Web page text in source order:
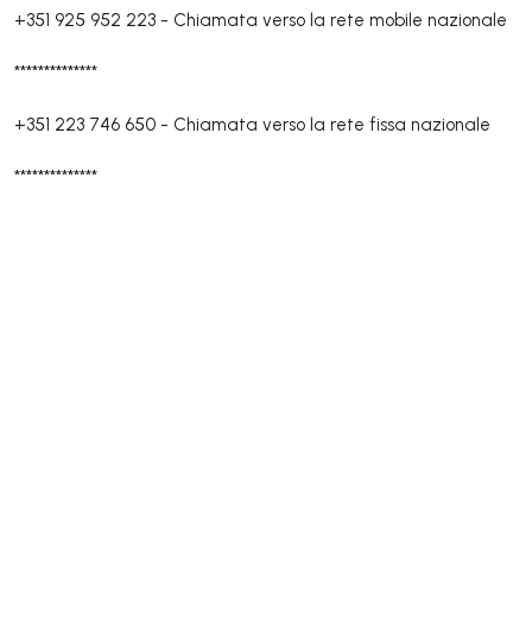
+351 925 952 223 - Chiamata verso la rete mobile nazionale
**************
+351 223 746 650 - Chiamata verso la rete fissa nazionale
**************